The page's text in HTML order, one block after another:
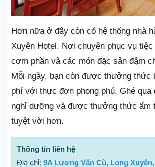
Hơn nữa ở đây còn có hệ thống nhà
Xuyên Hotel. Nơi chuyên phục vụ
cơm phần và các món đặc sản đậm
Mỗi ngày, bạn còn được thưởng thức
phí với thực đơn phong phú. Ghé
nghỉ dưỡng và được thưởng thức ẩm
tuyệt vời hơn.
Thông tin liên hệ
Địa chỉ: 9A Lương Văn Cù, Long